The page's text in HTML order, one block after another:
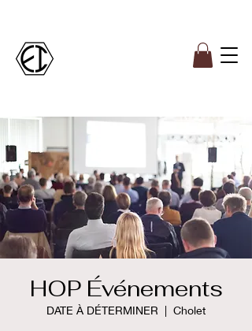
HOP Événements
DATE À DÉTERMINER
  |
Cholet